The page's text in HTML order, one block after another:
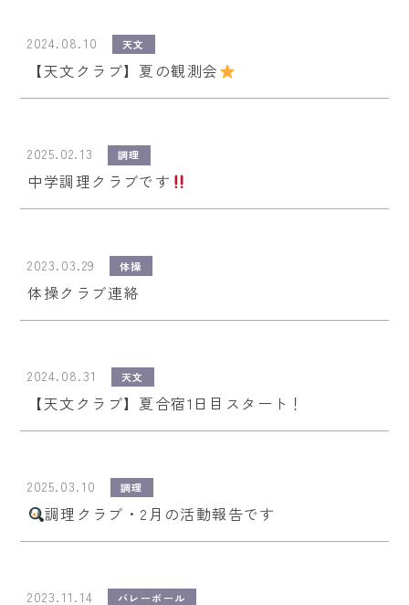
2024.08.10 天文
【天文クラブ】夏の観測会
2025.02.13 調理
中学調理クラブです
2023.03.29 体操
体操クラブ連絡
2024.08.31 天文
【天文クラブ】夏合宿1日目スタート！
2025.03.10 調理
調理クラブ・2月の活動報告です
2023.11.14 バレーボール